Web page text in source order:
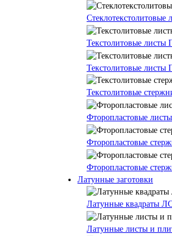
Текстолитовые листы
Текстолитовые листы
Текстолитовые
Фторопластовые
Фторопластовые
Фторопластовые
Латунные заготовки
Латунные квадраты
Латунные листы и